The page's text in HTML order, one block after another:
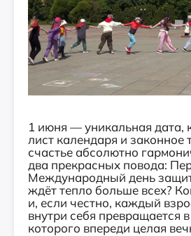
1 июня — уникальная дата,
лист календаря и законное
счастье абсолютно
два прекрасных повода:
Международный день
ждёт тепло больше всех?
и, если честно, каждый
внутри себя превращается
которого впереди целая